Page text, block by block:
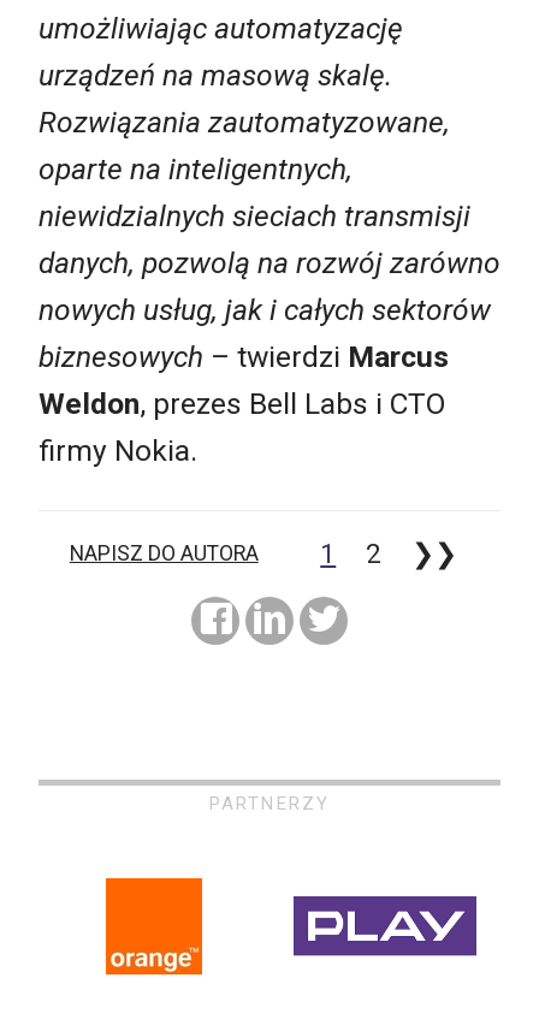
umożliwiając automatyzację
urządzeń na masową skalę.
Rozwiązania zautomatyzowane,
oparte na inteligentnych,
niewidzialnych sieciach transmisji
danych, pozwolą na rozwój zarówno
nowych usług, jak i całych sektorów
biznesowych – twierdzi Marcus
Weldon, prezes Bell Labs i CTO
firmy Nokia.
NAPISZ DO AUTORA 1 2 ❯❯
PARTNERZY